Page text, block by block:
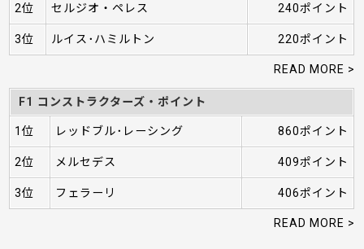
2位 セルジオ・ペレス 240ポイント
3位 ルイス･ハミルトン 220ポイント
READ MORE >
F1 コンストラクターズ・ポイント
1位 レッドブル･レーシング 860ポイント
2位 メルセデス 409ポイント
3位 フェラーリ 406ポイント
READ MORE >